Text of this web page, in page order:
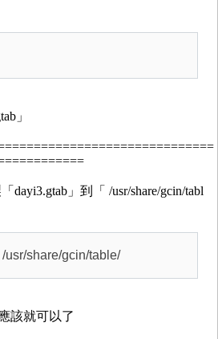
」
dayi3.gtab」到「 /usr/share/gcin/tabl
usr/share/gcin/table/
該就可以了